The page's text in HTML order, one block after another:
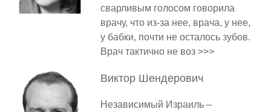
сварливым голосом говорила
врачу, что из-за нее, врача, у нее,
у бабки, почти не осталось зубов.
Врач тактично не воз >>>
Виктор Шендерович
Независимый Израиль –